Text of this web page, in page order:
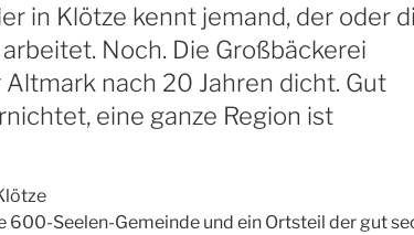
in Klötze kennt jemand, der oder
Noch. Die Großbäckerei
nach 20 Jahren dicht. Gut
eine ganze Region ist
600-Seelen-Gemeinde und ein Ortsteil der gut